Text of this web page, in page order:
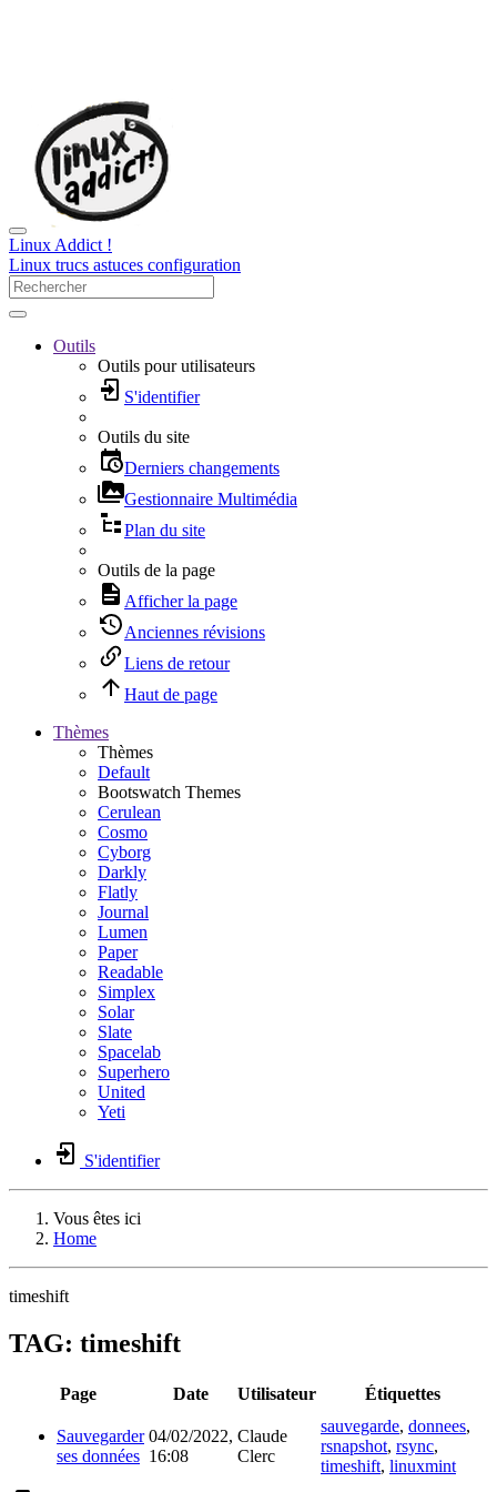
Linux Addict !
Linux trucs astuces configuration
Outils
Outils pour utilisateurs
S'identifier
Outils du site
Derniers changements
Gestionnaire Multimédia
Plan du site
Outils de la page
Afficher la page
Anciennes révisions
Liens de retour
Haut de page
Thèmes
Thèmes
Default
Bootswatch Themes
Cerulean
Cosmo
Cyborg
Darkly
Flatly
Journal
Lumen
Paper
Readable
Simplex
Solar
Slate
Spacelab
Superhero
United
Yeti
S'identifier
Vous êtes ici
Home
timeshift
TAG: timeshift
Page Date Utilisateur Étiquettes
Sauvegarder
ses données
04/02/2022,
16:08
Claude
Clerc
sauvegarde, donnees,
rsnapshot, rsync,
timeshift, linuxmint